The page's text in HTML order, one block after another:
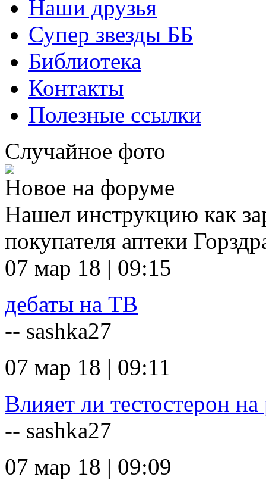
Наши друзья
Супер звезды ББ
Библиотека
Контакты
Полезные ссылки
Случайное фото
Новое на форуме
Нашел инструкцию как
покупателя аптеки
07 мар 18 | 09:15
дебаты на ТВ
-- sashka27
07 мар 18 | 09:11
Влияет ли тестостерон на
-- sashka27
07 мар 18 | 09:09